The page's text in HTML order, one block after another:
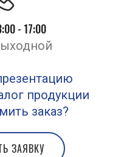
- 17:00
продукции
заказ?
ЗАЯВКУ